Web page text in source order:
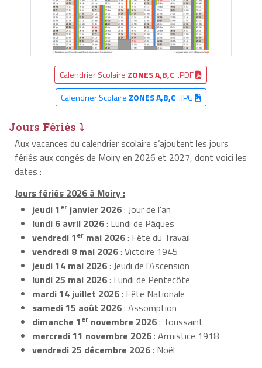
Calendrier Scolaire ZONES A,B,C .PDF
Calendrier Scolaire ZONES A,B,C.JPG
Jours Fériés ⤵
Aux vacances du calendrier scolaire s’ajoutent les jours
fériés aux congés de Moiry en 2026 et 2027, dont voici les
dates :
Jours fériés 2026 à Moiry :
jeudi 1er janvier 2026: Jour de l'an
lundi 6 avril 2026: Lundi de Pâques
vendredi 1er mai 2026: Fête du Travail
vendredi 8 mai 2026: Victoire 1945
jeudi 14 mai 2026: Jeudi de l'Ascension
lundi 25 mai 2026: Lundi de Pentecôte
mardi 14 juillet 2026: Fête Nationale
samedi 15 août 2026: Assomption
dimanche 1er novembre 2026: Toussaint
mercredi 11 novembre 2026: Armistice 1918
vendredi 25 décembre 2026: Noël